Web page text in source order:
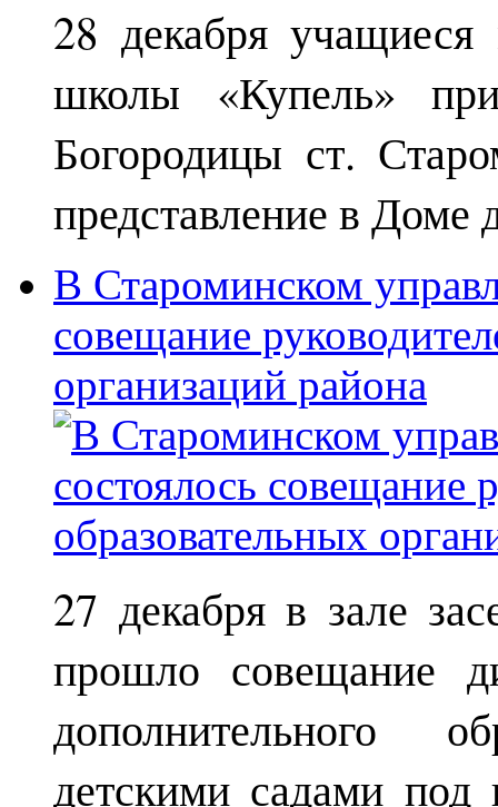
28 декабря
школы «Купель»
Богородицы ст.
представление в Доме
В Староминском
совещание
организаций района
27 декабря в зале
прошло совещание
дополнительного
детскими садами под